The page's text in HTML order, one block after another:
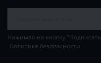
Нажимая на кнопку
Политика безопасности